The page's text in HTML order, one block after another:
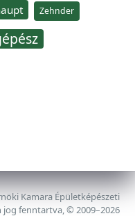
Zehnder
Kamara Épületképészeti
jog fenntartva, © 2009–2026